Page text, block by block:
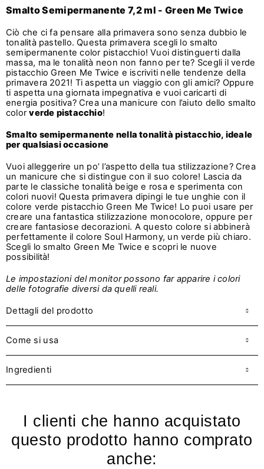
Smalto Semipermanente 7,2 ml - Green Me Twice
Ciò che ci fa pensare alla primavera sono senza dubbio le
tonalità pastello. Questa primavera scegli lo smalto
semipermanente color pistacchio! Vuoi distinguerti dalla
massa, ma le tonalità neon non fanno per te? Scegli il verde
pistacchio Green Me Twice e iscriviti nelle tendenze della
primavera 2021! Ti aspetta un viaggio con gli amici? Oppure
ti aspetta una giornata impegnativa e vuoi caricarti di
energia positiva? Crea una manicure con l’aiuto dello smalto
colorverde pistacchio!
Smalto semipermanente nella tonalità pistacchio, ideale
per qualsiasi occasione
Vuoi alleggerire un po’ l’aspetto della tua stilizzazione? Crea
un manicure che si distingue con il suo colore! Lascia da
parte le classiche tonalità beige e rosa e sperimenta con
colori nuovi! Questa primavera dipingi le tue unghie con il
colore verde pistacchio Green Me Twice! Lo puoi usare per
creare una fantastica stilizzazione monocolore, oppure per
creare fantasiose decorazioni. A questo colore si abbinerà
perfettamente il colore Soul Harmony, un verde più chiaro.
Scegli lo smalto Green Me Twice e scopri le nuove
possibilità!
Le impostazioni del monitor possono far apparire i colori
delle fotografie diversi da quelli reali.
Dettagli del prodotto
Come si usa
Ingredienti
I clienti che hanno acquistato
questo prodotto hanno comprato
anche: